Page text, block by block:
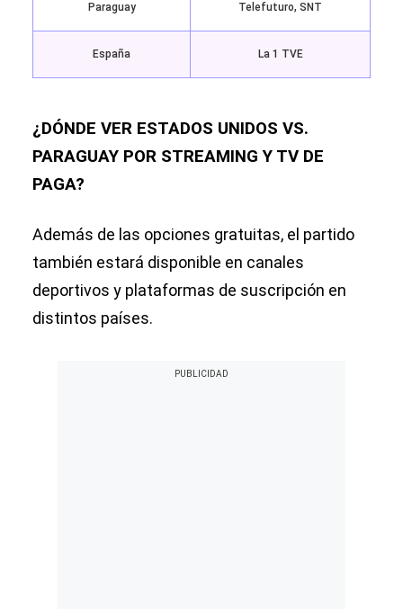
Paraguay Telefuturo, SNT
España La 1 TVE
¿DÓNDE VER ESTADOS UNIDOS VS.
PARAGUAY POR STREAMING Y TV DE
PAGA?
Además de las opciones gratuitas, el partido
también estará disponible en canales
deportivos y plataformas de suscripción en
distintos países.